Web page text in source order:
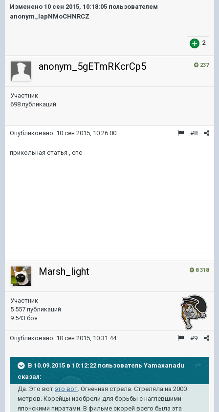
Изменено 10 сен 2015, 10:18:05 пользователем
anonym_lapNMoCHNRCZ
2
237
anonym_5gETmRKcrCp5
Участник
698 публикаций
#8
Опубликовано: 10 сен 2015, 10:26:00
прикольная статья , спс
8 318
Marsh_light
Участник
5 557 публикаций
9 543 боя
#9
Опубликовано: 10 сен 2015, 10:31:44
В 10.09.2015 в 10:12:22 пользователь Yamaxanadu
сказал:
Да. Это вот это вот . Огненная стрела. Стреляла на 2000
метров. Корейцы изобрели для борьбы с наглевшими
японскими пиратами. В фильме скорей всего была эта